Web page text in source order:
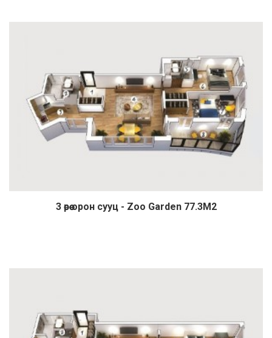
Дэлгэрэнгүй
3 өрөө орон сууц - Zoo Garden 77.3М2